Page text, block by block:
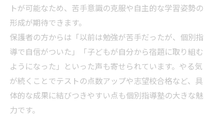
トが可能なため、苦手意識の克服や自主的な学習姿勢の
形成が期待できます。
保護者の方からは「以前は勉強が苦手だったが、個別指
導で自信がついた」「子どもが自分から宿題に取り組む
ようになった」といった声も寄せられています。やる気
が続くことでテストの点数アップや志望校合格など、具
体的な成果に結びつきやすい点も個別指導塾の大きな魅
力です。